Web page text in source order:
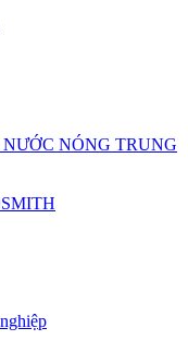
NÓNG TRUNG